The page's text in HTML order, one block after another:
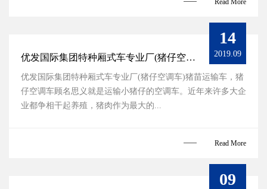
Read More
优发国际集团特种厢式车专业厂(猪仔空调车)猪苗运输
优发国际集团特种厢式车专业厂(猪仔空调车)猪苗运输车，猪
仔空调车顾名思义就是运输小猪仔的空调车。近年来许多大企
业都争相干起养殖，猪肉作为最大的...
14
2019.09
Read More
09